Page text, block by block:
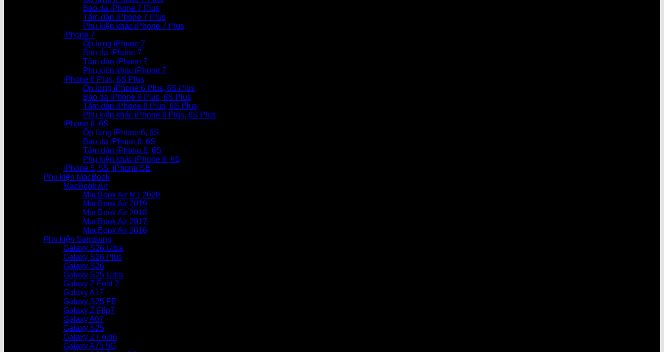
Bao da iPhone 7 Plus
Tấm dán iPhone 7 Plus
Phụ kiện khác iPhone 7 Plus
iPhone 7
Ốp lưng iPhone 7
Bao da iPhone 7
Tấm dán iPhone 7
Phụ kiện khác iPhone 7
iPhone 6 Plus, 6S Plus
Ốp lưng iPhone 6 Plus, 6S Plus
Bao da iPhone 6 Plus, 6S Plus
Tấm dán iPhone 6 Plus, 6S Plus
Phụ kiện khác iPhone 6 Plus, 6S Plus
iPhone 6, 6S
Ốp lưng iPhone 6, 6S
Bao da iPhone 6, 6S
Tấm dán iPhone 6, 6S
Phụ kiện khác iPhone 6, 6S
iPhone 5, 5S, iPhone SE
Phụ kiện MacBook
MacBook Air
MacBook Air M1 2020
MacBook Air 2019
MacBook Air 2018
MacBook Air 2017
MacBook Air 2016
Phụ kiện SamSung
Galaxy S26 Ultra
Galaxy S26 Plus
Galaxy S26
Galaxy S25 Ultra
Galaxy Z Fold 7
Galaxy A17
Galaxy S25 FE
Galaxy Z Flip7
Galaxy A07
Galaxy S25
Galaxy Z Fold6
Galaxy A75 5G